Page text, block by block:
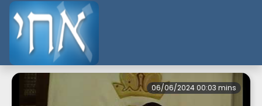
Version résumée
06/06/2024 00:03 mins